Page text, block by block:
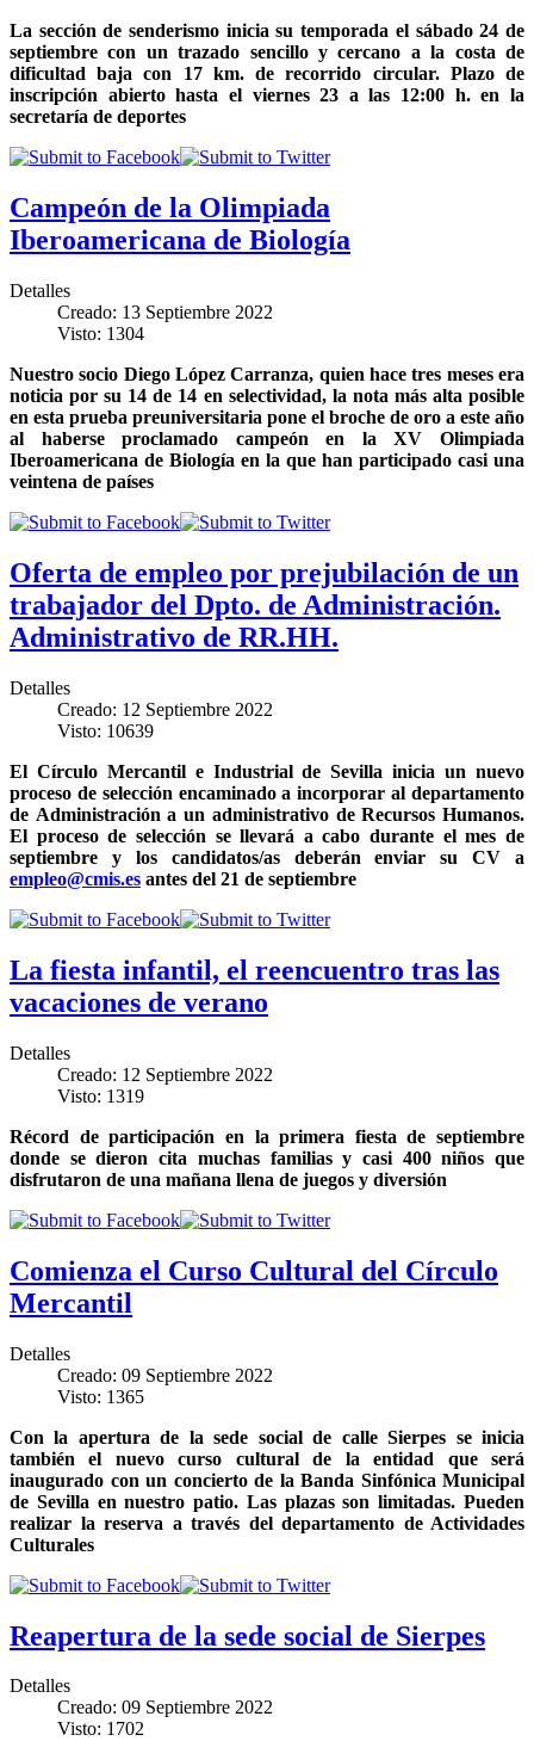
La sección de senderismo inicia su temporada el sábado 24 de
septiembre con un trazado sencillo y cercano a la costa de
dificultad baja con 17 km. de recorrido circular. Plazo de
inscripción abierto hasta el viernes 23 a las 12:00 h. en la
secretaría de deportes
Campeón de la Olimpiada
Iberoamericana de Biología
Detalles
Creado: 13 Septiembre 2022
Visto: 1304
Nuestro socio Diego López Carranza, quien hace tres meses era
noticia por su 14 de 14 en selectividad, la nota más alta posible
en esta prueba preuniversitaria pone el broche de oro a este año
al haberse proclamado campeón en la XV Olimpiada
Iberoamericana de Biología en la que han participado casi una
veintena de países
Oferta de empleo por prejubilación de un
trabajador del Dpto. de Administración.
Administrativo de RR.HH.
Detalles
Creado: 12 Septiembre 2022
Visto: 10639
El Círculo Mercantil e Industrial de Sevilla inicia un nuevo
proceso de selección encaminado a incorporar al departamento
de Administración a un administrativo de Recursos Humanos.
El proceso de selección se llevará a cabo durante el mes de
septiembre y los candidatos/as deberán enviar su CV a
empleo@cmis.es antes del 21 de septiembre
La fiesta infantil, el reencuentro tras las
vacaciones de verano
Detalles
Creado: 12 Septiembre 2022
Visto: 1319
Récord de participación en la primera fiesta de septiembre
donde se dieron cita muchas familias y casi 400 niños que
disfrutaron de una mañana llena de juegos y diversión
Comienza el Curso Cultural del Círculo
Mercantil
Detalles
Creado: 09 Septiembre 2022
Visto: 1365
Con la apertura de la sede social de calle Sierpes se inicia
también el nuevo curso cultural de la entidad que será
inaugurado con un concierto de la Banda Sinfónica Municipal
de Sevilla en nuestro patio. Las plazas son limitadas. Pueden
realizar la reserva a través del departamento de Actividades
Culturales
Reapertura de la sede social de Sierpes
Detalles
Creado: 09 Septiembre 2022
Visto: 1702